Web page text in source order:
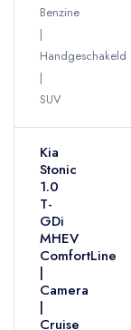
Benzine
Handgeschakeld
SUV
Kia
Stonic
1.0
T-
GDi
MHEV
ComfortLine
|
Camera
|
Cruise